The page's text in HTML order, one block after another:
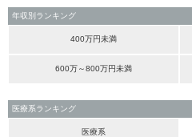
年収別ランキング
400万円未満
600万～800万円未満
医療系ランキング
医療系